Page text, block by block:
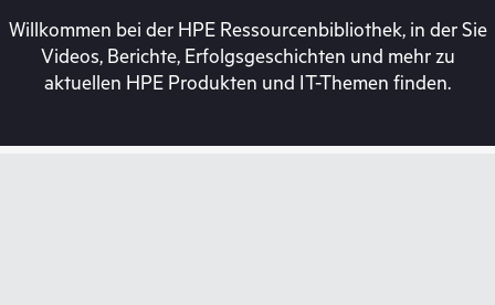
Ihr Warenkorb ist aktuell
Willkommen bei der HPE Ressourcenbibliothek, in der Sie
Videos, Berichte, Erfolgsgeschichten und mehr zu
aktuellen HPE Produkten und IT-Themen finden.